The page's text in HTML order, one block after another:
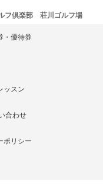
フ倶楽部 荘川ゴルフ場
・優待券
ッスン
合わせ
ポリシー